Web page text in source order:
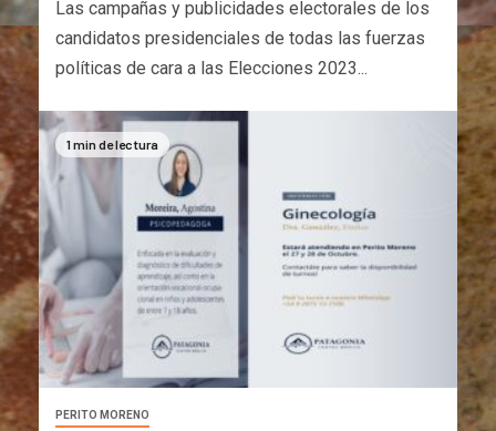
Las campañas y publicidades electorales de los
candidatos presidenciales de todas las fuerzas
políticas de cara a las Elecciones 2023...
1 min de lectura
PERITO MORENO